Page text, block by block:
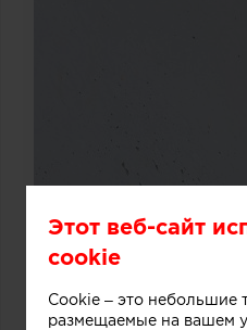
Этот веб-сайт
cookie
Cookie – это небольшие
размещаемые на вашем